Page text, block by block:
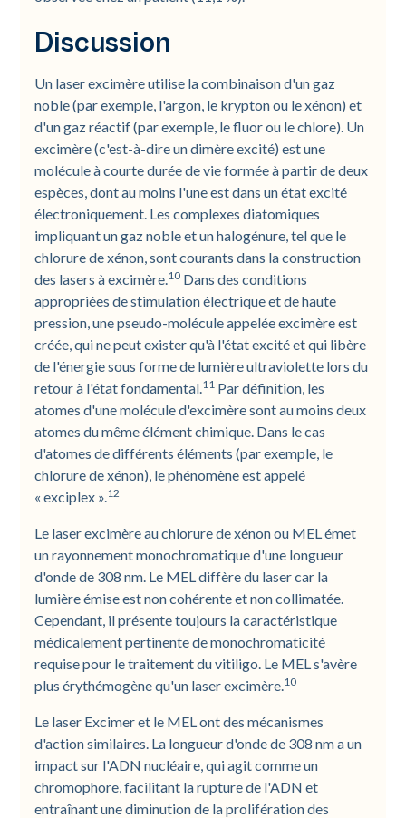
Discussion
Un laser excimère utilise la combinaison d'un gaz
noble (par exemple, l'argon, le krypton ou le xénon) et
d'un gaz réactif (par exemple, le fluor ou le chlore). Un
excimère (c'est-à-dire un dimère excité) est une
molécule à courte durée de vie formée à partir de deux
espèces, dont au moins l'une est dans un état excité
électroniquement. Les complexes diatomiques
impliquant un gaz noble et un halogénure, tel que le
chlorure de xénon, sont courants dans la construction
des lasers à excimère.10 Dans des conditions
appropriées de stimulation électrique et de haute
pression, une pseudo-molécule appelée excimère est
créée, qui ne peut exister qu'à l'état excité et qui libère
de l'énergie sous forme de lumière ultraviolette lors du
retour à l'état fondamental.11 Par définition, les
atomes d'une molécule d'excimère sont au moins deux
atomes du même élément chimique. Dans le cas
d'atomes de différents éléments (par exemple, le
chlorure de xénon), le phénomène est appelé
« exciplex ».12
Le laser excimère au chlorure de xénon ou MEL émet
un rayonnement monochromatique d'une longueur
d'onde de 308 nm. Le MEL diffère du laser car la
lumière émise est non cohérente et non collimatée.
Cependant, il présente toujours la caractéristique
médicalement pertinente de monochromaticité
requise pour le traitement du vitiligo. Le MEL s'avère
plus érythémogène qu'un laser excimère.10
Le laser Excimer et le MEL ont des mécanismes
d'action similaires. La longueur d'onde de 308 nm a un
impact sur l'ADN nucléaire, qui agit comme un
chromophore, facilitant la rupture de l'ADN et
entraînant une diminution de la prolifération des